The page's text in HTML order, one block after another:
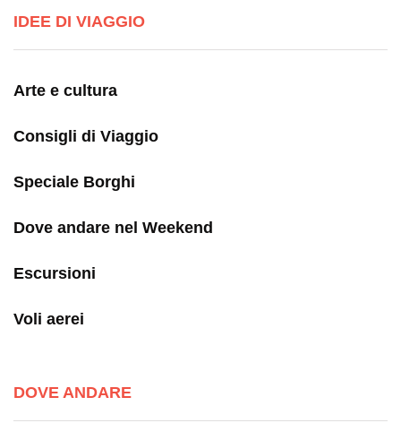
IDEE DI VIAGGIO
Arte e cultura
Consigli di Viaggio
Speciale Borghi
Dove andare nel Weekend
Escursioni
Voli aerei
DOVE ANDARE